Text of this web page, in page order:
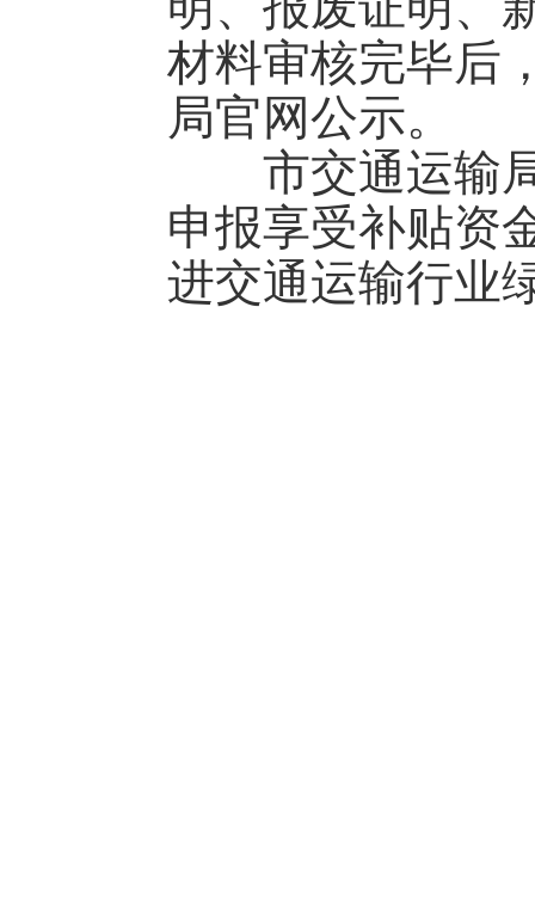
材料审核完毕后
局官网公示。
市交通运输局
申报享受补贴资
进交通运输行业